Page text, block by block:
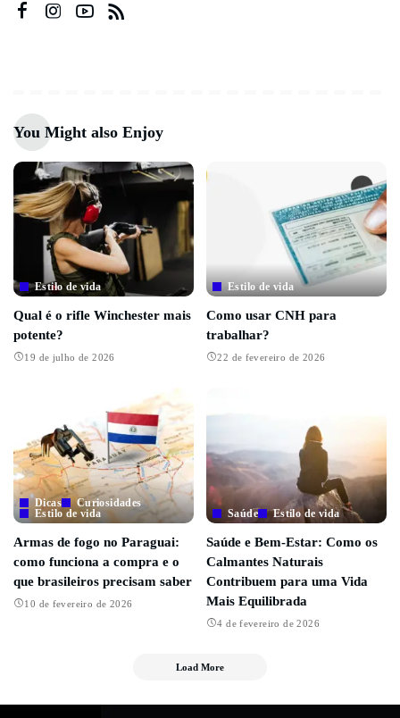
You Might also Enjoy
Estilo de vida
Qual é o rifle Winchester mais
potente?
19 de julho de 2026
Estilo de vida
Como usar CNH para
trabalhar?
22 de fevereiro de 2026
Dicas
Curiosidades
Estilo de vida
Armas de fogo no Paraguai:
como funciona a compra e o
que brasileiros precisam saber
10 de fevereiro de 2026
Saúde Estilo de vida
Saúde e Bem-Estar: Como os
Calmantes Naturais
Contribuem para uma Vida
Mais Equilibrada
4 de fevereiro de 2026
Load More